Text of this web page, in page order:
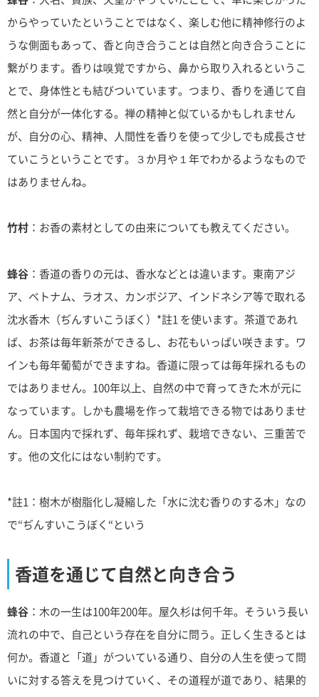
からやっていたということではなく、楽しむ他に精神修行のよ
うな側面もあって、香と向き合うことは自然と向き合うことに
繋がります。香りは嗅覚ですから、鼻から取り入れるというこ
とで、身体性とも結びついています。つまり、香りを通じて自
然と自分が一体化する。禅の精神と似ているかもしれません
が、自分の心、精神、人間性を香りを使って少しでも成長させ
ていこうということです。３か月や１年でわかるようなもので
はありませんね。
竹村 ：お香の素材としての由来についても教えてください。
蜂谷 ：香道の香りの元は、香水などとは違います。東南アジ
ア、ベトナム、ラオス、カンボジア、インドネシア等で取れる
沈水香木（ぢんすいこうぼく）*註1 を使います。茶道であれ
ば、お茶は毎年新茶ができるし、お花もいっぱい咲きます。ワ
インも毎年葡萄ができますね。香道に限っては毎年採れるもの
ではありません。100年以上、自然の中で育ってきた木が元に
なっています。しかも農場を作って栽培できる物ではありませ
ん。日本国内で採れず、毎年採れず、栽培できない、三重苦で
す。他の文化にはない制約です。
*註1：樹木が樹脂化し凝縮した「水に沈む香りのする木」なの
で“ぢんすいこうぼく“という
香道を通じて自然と向き合う
蜂谷 ：木の一生は100年200年。屋久杉は何千年。そういう長い
流れの中で、自己という存在を自分に問う。正しく生きるとは
何か。香道と「道」がついている通り、自分の人生を使って問
いに対する答えを見つけていく、その道程が道であり、結果的